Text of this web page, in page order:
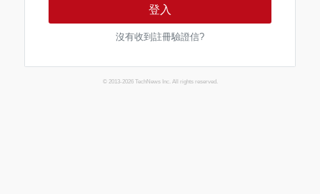
登入
沒有收到註冊驗證信?
© 2013-2026 TechNews Inc. All rights reserved.